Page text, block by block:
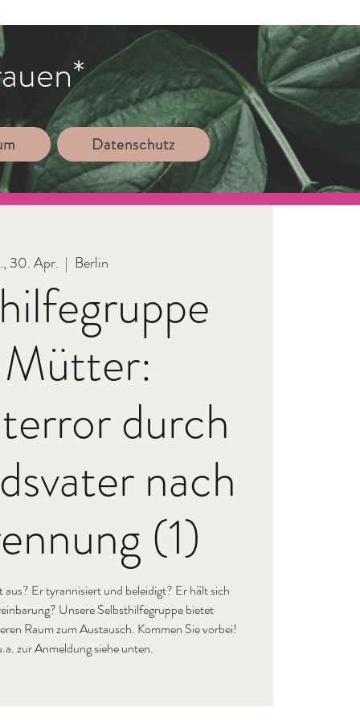
Datenschutz
30. Apr.
  |
Berlin
durch
nach
(1)
Er tyrannisiert und beleidigt? Er hält sich
Unsere Selbsthilfegruppe bietet
Raum zum Austausch. Kommen Sie vorbei!
zur Anmeldung siehe unten.